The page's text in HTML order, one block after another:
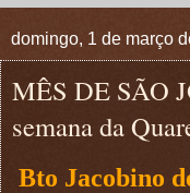
domingo, 1 de março
MÊS DE SÃO
semana da
Bto Jacobino